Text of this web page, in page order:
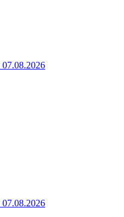
07.08.2026
07.08.2026